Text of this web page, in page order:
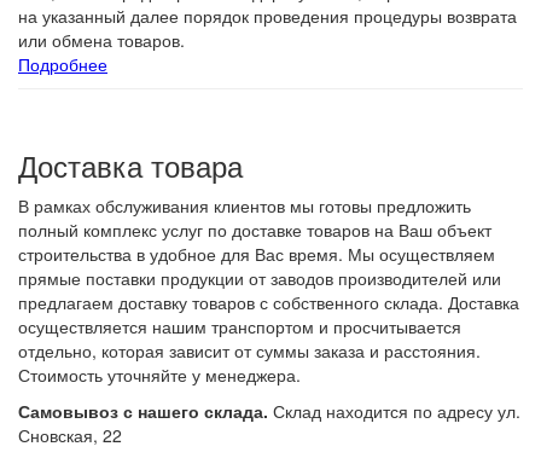
на указанный далее порядок проведения процедуры возврата
или обмена товаров.
Подробнее
Доставка товара
В рамках обслуживания клиентов мы готовы предложить
полный комплекс услуг по доставке товаров на Ваш объект
строительства в удобное для Вас время. Мы осуществляем
прямые поставки продукции от заводов производителей или
предлагаем доставку товаров с собственного склада. Доставка
осуществляется нашим транспортом и просчитывается
отдельно, которая зависит от суммы заказа и расстояния.
Стоимость уточняйте у менеджера.
Самовывоз с нашего склада. Склад находится по адресу ул.
Сновская, 22